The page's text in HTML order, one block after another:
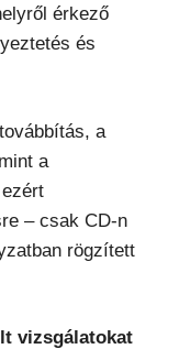
érkező
és
a
a
– csak CD-n
rögzített
vizsgálatokat